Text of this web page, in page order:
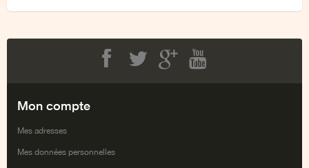
Mon compte
Mes adresses
Mes données personnelles